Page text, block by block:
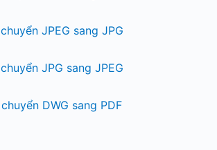
chuyển JPEG sang JPG
chuyển JPG sang JPEG
chuyển DWG sang PDF